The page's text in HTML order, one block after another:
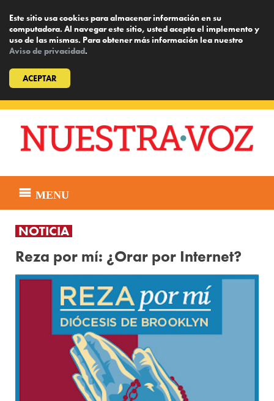
Este sitio usa cookies para almacenar información en su
computadora. Al navegar este sitio, usted acepta el implemento y
uso de las mismas. Para obtener más información lea nuestro
Aviso de privacidad.
ACEPTAR
content
MENU
NOTICIA
Reza por mí: ¿Orar por Internet?